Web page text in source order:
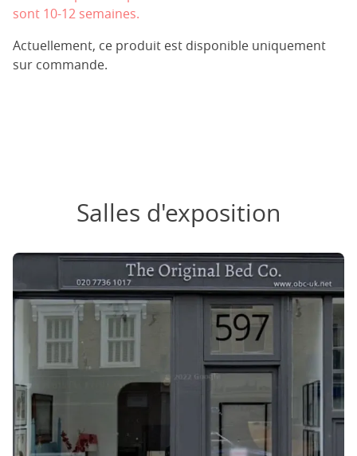
sont 10-12 semaines.
Actuellement, ce produit est disponible uniquement
sur commande.
Salles d'exposition